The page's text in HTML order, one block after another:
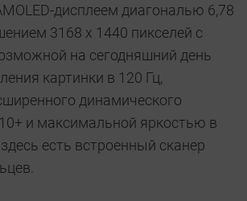
дисплеем диагональю 6,78
3168 x 1440 пикселей с
на сегодняшний день
картинки в 120 Гц,
динамического
и максимальной яркостью в
есть встроенный сканер